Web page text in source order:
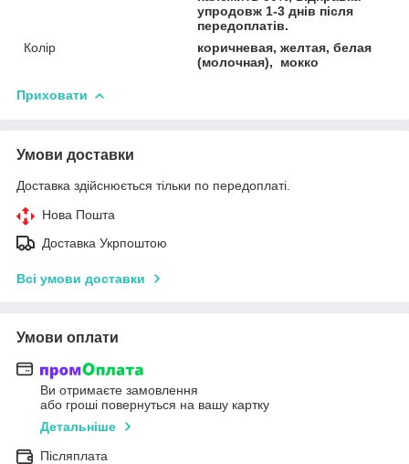
упродовж 1-3 днів після
передоплатів.
Колір
коричневая, желтая, белая
(молочная), мокко
Приховати
Умови доставки
Доставка здійснюється тільки по передоплаті.
Нова Пошта
Доставка Укрпоштою
Всі умови доставки
Умови оплати
Ви отримаєте замовлення
або гроші повернуться на вашу картку
Детальніше
Післяплата